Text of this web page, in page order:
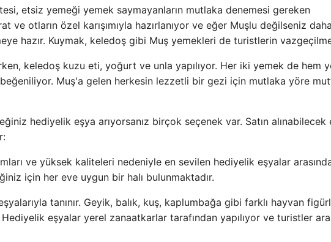
etsiz yemeği yemek saymayanların mutlaka denemesi gereken
ve otların özel karışımıyla hazırlanıyor ve eğer Muşlu değilseniz
hazır. Kuymak, keledoş gibi Muş yemekleri de turistlerin
keledoş kuzu eti, yoğurt ve unla yapılıyor. Her iki yemek de hem
Muş'a gelen herkesin lezzetli bir gezi için mutlaka yöre
hediyelik eşya arıyorsanız birçok seçenek var. Satın alınabilecek
ve yüksek kaliteleri nedeniyle en sevilen hediyelik eşyalar
için her eve uygun bir halı bulunmaktadır.
tanınır. Geyik, balık, kuş, kaplumbağa gibi farklı hayvan
eşyalar yerel zanaatkarlar tarafından yapılıyor ve turistler